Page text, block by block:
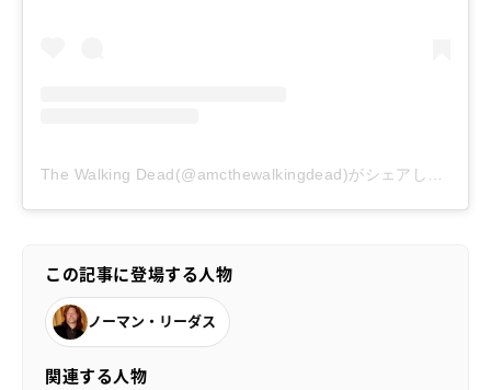
この記事に登場する人物
ノーマン・リーダス
関連する人物